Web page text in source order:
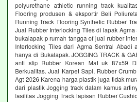
polyurethane athletic running track
Flooring produsen & eksportir Beli
Running Track Flooring Synthetic Rubber
Jual Rubber Interlocking Tiles di lapak
bukalapak p rumah tangga of jual rubber
Interlocking Tiles dari Agma Sentral Abadi
hanya di Bukalapak. JOGGING TRACK &
anti slip Rubber Korean Mat uk 87x59
Berkualitas. Jual Karpet Sapi, Rubber
Agt 2026 Karena harga plastik juga tidak
dari plastik Jogging track dalam kamus
fasilitas Jogging Track lapisan Rubber